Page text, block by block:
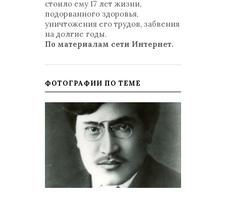
стоило ему 17 лет жизни,
подорванного здоровья,
уничтожения его трудов, забвения
на долгие годы.
По материалам сети Интернет.
ФОТОГРАФИИ ПО ТЕМЕ